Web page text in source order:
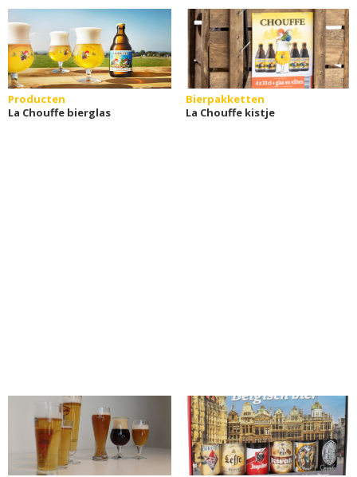
Producten
La Chouffe bierglas
Bierpakketten
La Chouffe kistje